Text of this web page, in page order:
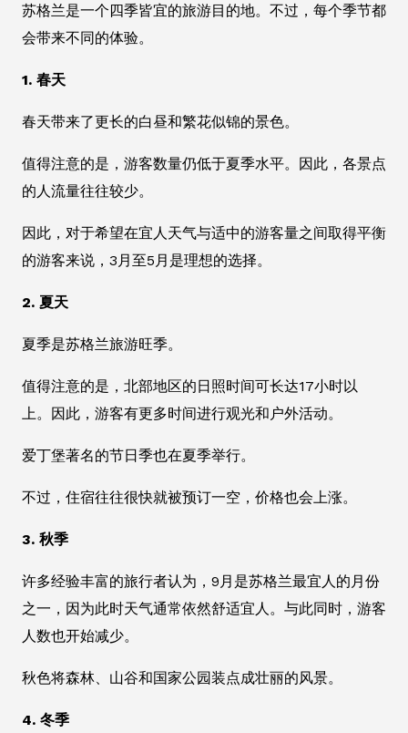
苏格兰是一个四季皆宜的旅游目的地。不过，每个季节都
会带来不同的体验。
1. 春天
春天带来了更长的白昼和繁花似锦的景色。
值得注意的是，游客数量仍低于夏季水平。因此，各景点
的人流量往往较少。
因此，对于希望在宜人天气与适中的游客量之间取得平衡
的游客来说，3月至5月是理想的选择。
2. 夏天
夏季是苏格兰旅游旺季。
值得注意的是，北部地区的日照时间可长达17小时以
上。因此，游客有更多时间进行观光和户外活动。
爱丁堡著名的节日季也在夏季举行。
不过，住宿往往很快就被预订一空，价格也会上涨。
3. 秋季
许多经验丰富的旅行者认为，9月是苏格兰最宜人的月份
之一，因为此时天气通常依然舒适宜人。与此同时，游客
人数也开始减少。
秋色将森林、山谷和国家公园装点成壮丽的风景。
4. 冬季